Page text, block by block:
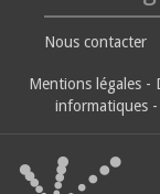
Nous contacter
Mentions légales -
informatiques -